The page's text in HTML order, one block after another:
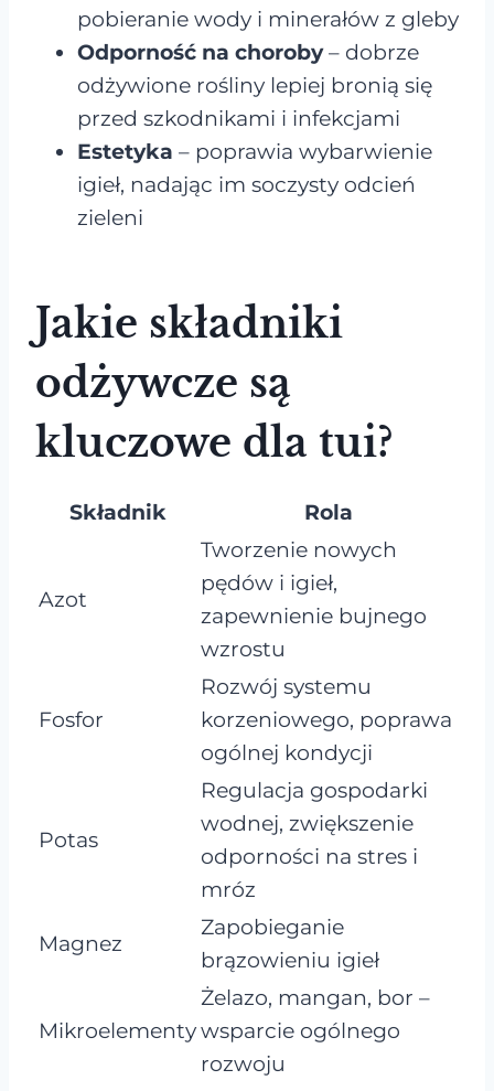
pobieranie wody i minerałów z gleby
Odporność na choroby– dobrze
odżywione rośliny lepiej bronią się
przed szkodnikami i infekcjami
Estetyka – poprawia wybarwienie
igieł, nadając im soczysty odcień
zieleni
Jakie składniki
odżywcze są
kluczowe dla tui?
Składnik Rola
Azot
Tworzenie nowych
pędów i igieł,
zapewnienie bujnego
wzrostu
Fosfor
Rozwój systemu
korzeniowego, poprawa
ogólnej kondycji
Potas
Regulacja gospodarki
wodnej, zwiększenie
odporności na stres i
mróz
Magnez
Zapobieganie
brązowieniu igieł
Mikroelementy
Żelazo, mangan, bor –
wsparcie ogólnego
rozwoju